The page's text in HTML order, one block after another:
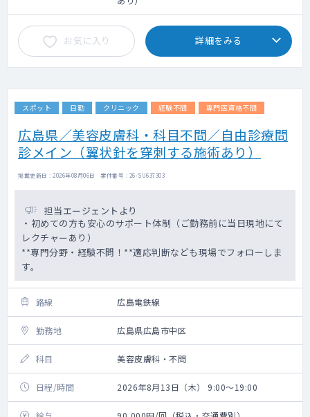
お気に入り 詳細をみる
スポット 日勤 クリニック 経験不問 専門医資格不問
広島県／美容皮膚科・科目不問／自由診療問
診メイン（翼状針を穿刺する施術あり）
掲載更新日 : 2026年08月06日 案件番号 : 26-SU637303
担当エージェントより
・初めての方も安心のサポート体制（ご勤務前に当日現地にて
レクチャーあり）
**専門分野・経験不問！**適応判断なども現場でフォローしま
す。
路線 広島電鉄線
勤務地 広島県広島市中区
科目 美容皮膚科・不問
日程/時間 2026年8月13日（木） 9:00～19:00